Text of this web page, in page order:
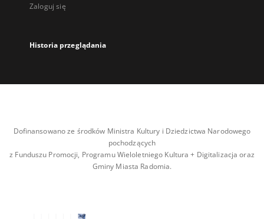
Zaloguj się
Historia przeglądania
Dofinansowano ze środków Ministra Kultury i Dziedzictwa Narodowego
pochodzących
z Funduszu Promocji, Programu Wieloletniego Kultura + Digitalizacja oraz
Gminy Miasta Radomia.